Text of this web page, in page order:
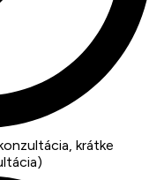
krátke